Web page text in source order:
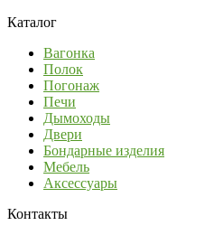
Каталог
Вагонка
Полок
Погонаж
Печи
Дымоходы
Двери
Бондарные изделия
Мебель
Аксессуары
Контакты